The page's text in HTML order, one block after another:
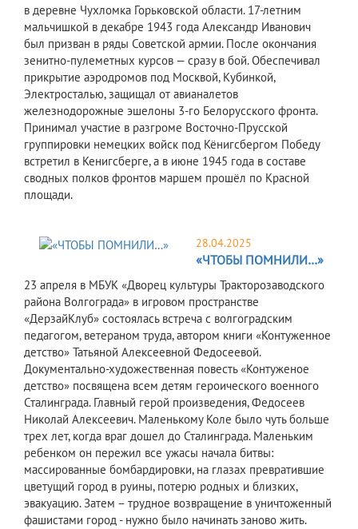
в деревне Чухломка Горьковской области. 17-летним
мальчишкой в декабре 1943 года Александр Иванович
был призван в ряды Советской армии. После окончания
зенитно-пулеметных курсов — сразу в бой. Обеспечивал
прикрытие аэродромов под Москвой, Кубинкой,
Электросталью, защищал от авианалетов
железнодорожные эшелоны 3-го Белорусского фронта.
Принимал участие в разгроме Восточно-Прусской
группировки немецких войск под Кёнигсбергом Победу
встретил в Кенигсберге, а в июне 1945 года в составе
сводных полков фронтов маршем прошёл по Красной
площади.
28.04.2025
«ЧТОБЫ ПОМНИЛИ…»
23 апреля в МБУК «Дворец культуры Тракторозаводского
района Волгограда» в игровом пространстве
«ДерзайКлуб» состоялась встреча с волгоградским
педагогом, ветераном труда, автором книги «Контуженное
детство» Татьяной Алексеевной Федосеевой.
Документально-художественная повесть «Контуженое
детство» посвящена всем детям героического военного
Сталинграда. Главный герой произведения, Федосеев
Николай Алексеевич. Маленькому Коле было чуть больше
трех лет, когда враг дошел до Сталинграда. Маленьким
ребенком он пережил все ужасы начала битвы:
массированные бомбардировки, на глазах превратившие
цветущий город в руины, потерю родных и близких,
эвакуацию. Затем – трудное возвращение в уничтоженный
фашистами город - нужно было начинать заново жить.